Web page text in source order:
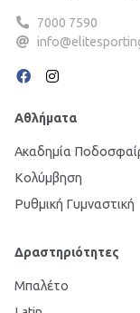
7000 7590
Αθλήματα
Ακαδημία
Κολύμβηση
Ρυθμική Γυμναστική
Δραστηριότητες
Μπαλέτο